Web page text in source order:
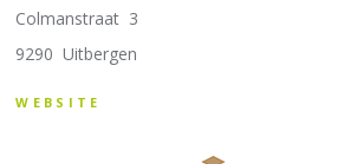
Colmanstraat 3
9290 Uitbergen
WEBSITE